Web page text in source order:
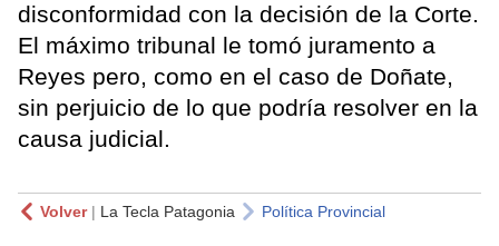
disconformidad con la decisión de la Corte.
El máximo tribunal le tomó juramento a
Reyes pero, como en el caso de Doñate,
sin perjuicio de lo que podría resolver en la
causa judicial.
Volver| La Tecla Patagonia Política Provincial